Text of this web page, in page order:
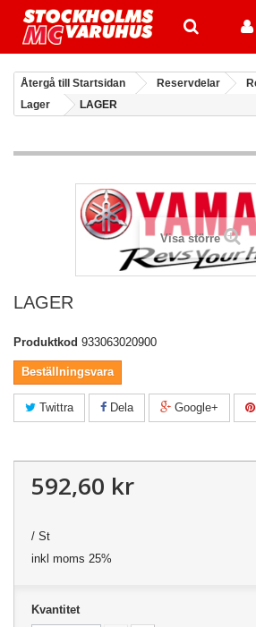
Återgå till Startsidan Reservdelar
Lager
LAGER
Visa större
LAGER
Produktkod 933063020900
Beställningsvara
Twittra Dela Google+
592,60 kr
/ St
inkl moms 25%
Kvantitet